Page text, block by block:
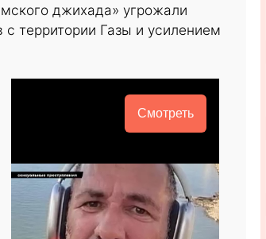
джихада» угрожали
территории Газы и усилением
Смотреть